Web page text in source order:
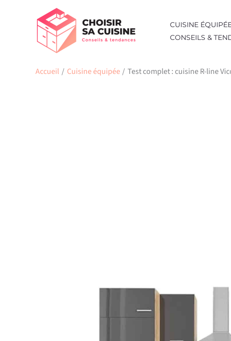
CUISINE
CONSEILS &
Accueil Cuisine équipée Test complet : cuisine R-line